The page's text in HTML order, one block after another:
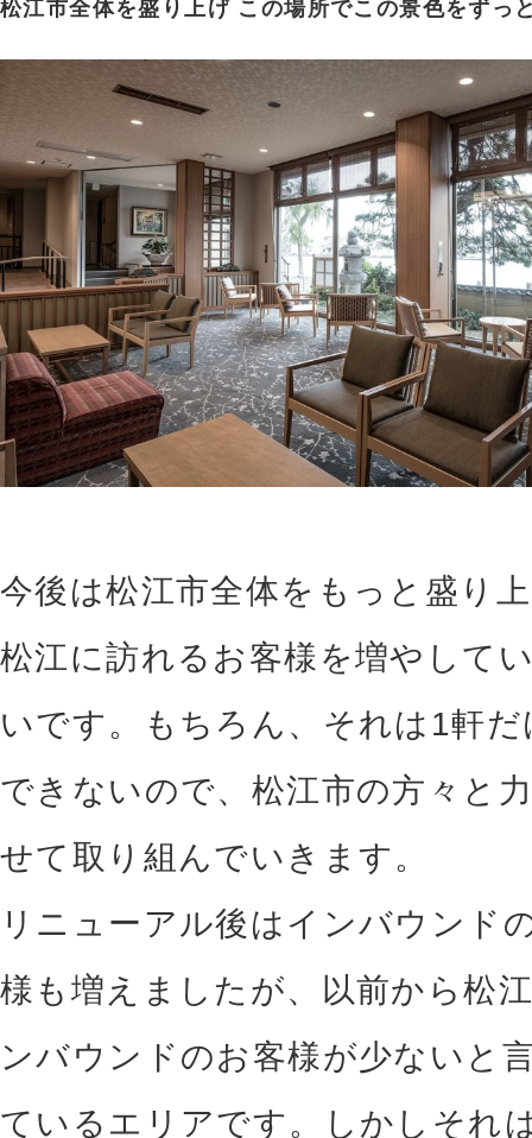
松江市全体を盛り上げ この場所でこの景色をずっ
今後は松江市全体をもっと盛り
松江に訪れるお客様を増やして
いです。もちろん、それは1軒
できないので、松江市の方々と
せて取り組んでいきます。
リニューアル後はインバウンド
様も増えましたが、以前から松
ンバウンドのお客様が少ないと
ているエリアです。しかしそれ